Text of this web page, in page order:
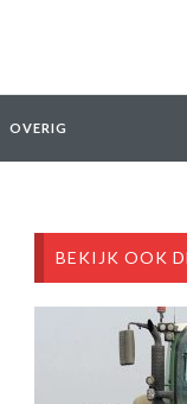
OVERIG
BEKIJK OOK